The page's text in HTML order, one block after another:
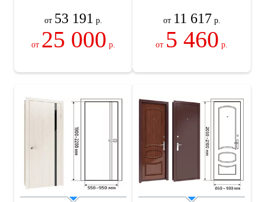
от 53 191 р.
от 25 000 р.
от 11 617 р.
от 5 460 р.